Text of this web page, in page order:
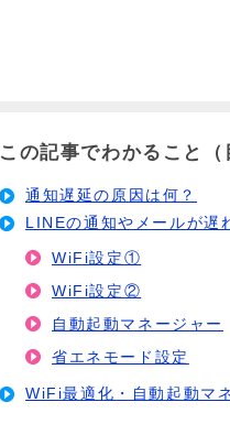
この記事でわかること（
通知遅延の原因は何？
LINEの通知やメールが遅
WiFi設定①
WiFi設定②
自動起動マネージャー
省エネモード設定
WiFi最適化・自動起動マ